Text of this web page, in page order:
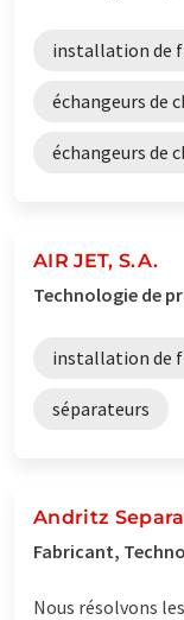
installation de
échangeurs de
échangeurs de
AIR JET, S.A.
Technologie de
installation de
séparateurs
Andritz
Fabricant,
Nous résolvons